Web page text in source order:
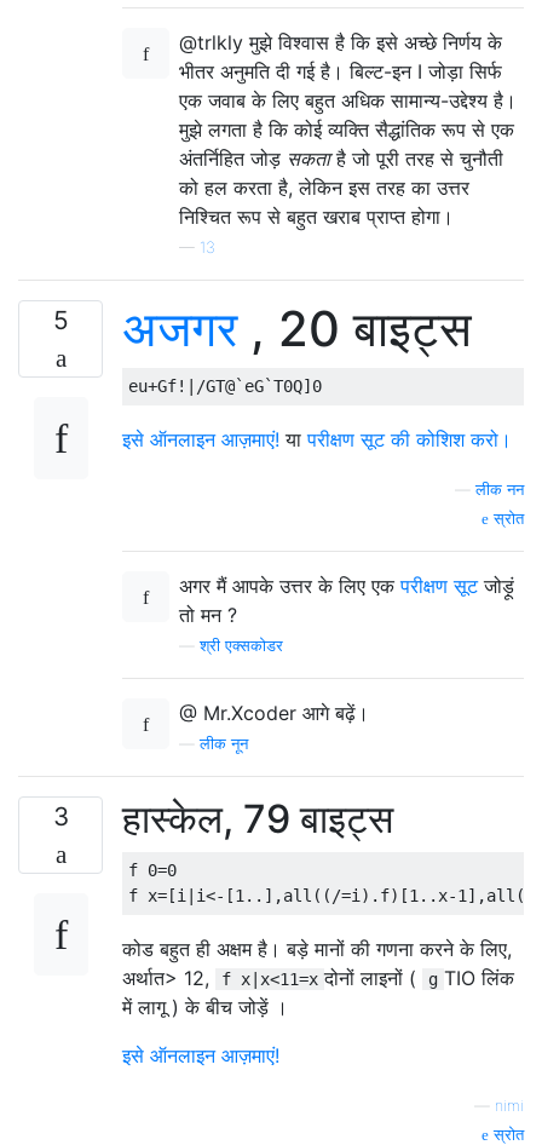
@trlkly मुझे विश्वास है कि इसे अच्छे निर्णय के
भीतर अनुमति दी गई है। बिल्ट-इन I जोड़ा सिर्फ
एक जवाब के लिए बहुत अधिक सामान्य-उद्देश्य है।
मुझे लगता है कि कोई व्यक्ति सैद्धांतिक रूप से एक
अंतर्निहित जोड़ सकताहै जो पूरी तरह से चुनौती
को हल करता है, लेकिन इस तरह का उत्तर
निश्चित रूप से बहुत खराब प्राप्त होगा।
— 13
5 अजगर, 20 बाइट्स
इसे ऑनलाइन आज़माएं!यापरीक्षण सूट की कोशिश करो।
—लीक नन
स्रोत
अगर मैं आपके उत्तर के लिए एकपरीक्षण सूटजोड़ूं
तो मन ?
—श्री एक्सकोडर
@ Mr.Xcoder आगे बढ़ें।
—लीक नून
3 हास्केल, 79 बाइट्स
f 0=0
कोड बहुत ही अक्षम है। बड़े मानों की गणना करने के लिए,
अर्थात> 12,
f x|x<11=x दोनों लाइनों ( g TIO लिंक
में लागू ) के बीच जोड़ें ।
इसे ऑनलाइन आज़माएं!
nimi
स्रोत